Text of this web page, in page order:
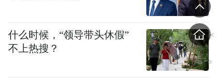
结紧紧捆绑在一起，令热度达到最高点。自
此，“幻城”由颜值转向内涵，吸引无数观众
前来打卡探索，实现了营销的长尾效应。
什么时候，“领导带头休假”
不上热搜？